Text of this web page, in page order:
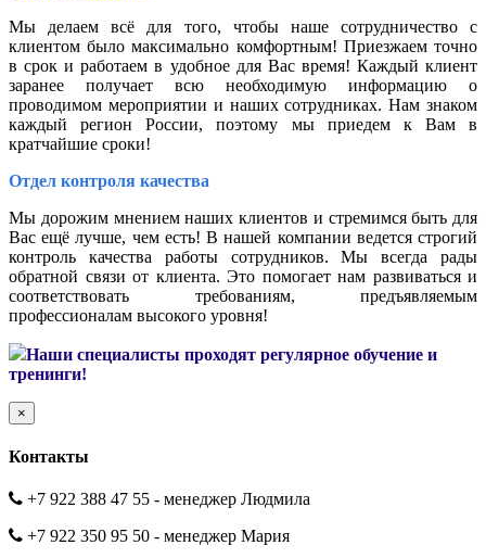
Мы делаем всё для того, чтобы наше сотрудничество с
клиентом было максимально комфортным! Приезжаем точно
в срок и работаем в удобное для Вас время! Каждый клиент
заранее получает всю необходимую информацию о
проводимом мероприятии и наших сотрудниках. Нам знаком
каждый регион России, поэтому мы приедем к Вам в
кратчайшие сроки!
Отдел контроля качества
Мы дорожим мнением наших клиентов и стремимся быть для
Вас ещё лучше, чем есть! В нашей компании ведется строгий
контроль качества работы сотрудников. Мы всегда рады
обратной связи от клиента. Это помогает нам развиваться и
соответствовать требованиям, предъявляемым
профессионалам высокого уровня!
Наши специалисты проходят регулярное обучение и
тренинги!
×
Контакты
+7 922 388 47 55 - менеджер Людмила
+7 922 350 95 50 - менеджер Мария